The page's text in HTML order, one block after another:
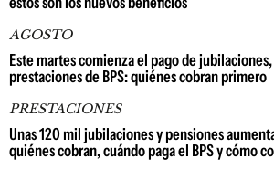
AGOSTO
Este martes comienza el pago de
prestaciones de BPS: quiénes cobran primero
PRESTACIONES
Unas 120 mil jubilaciones y pensiones
quiénes cobran, cuándo paga el BPS y cómo